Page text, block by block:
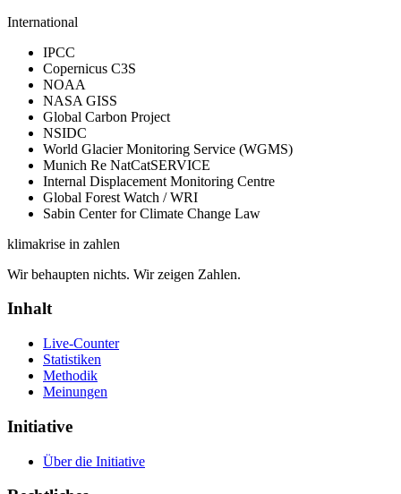
International
IPCC
Copernicus C3S
NOAA
NASA GISS
Global Carbon Project
NSIDC
World Glacier Monitoring Service (WGMS)
Munich Re NatCatSERVICE
Internal Displacement Monitoring Centre
Global Forest Watch / WRI
Sabin Center for Climate Change Law
klimakrise in zahlen
Wir behaupten nichts. Wir zeigen Zahlen.
Inhalt
Live-Counter
Statistiken
Methodik
Meinungen
Initiative
Über die Initiative